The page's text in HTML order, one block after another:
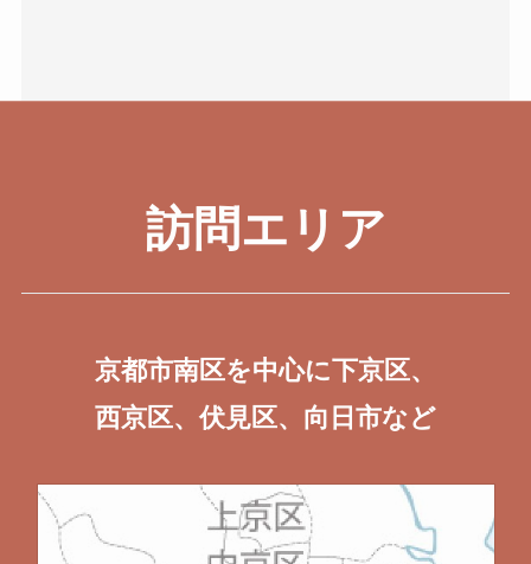
訪問エリア
京都市南区を中心に下京区、
西京区、伏見区、向日市など